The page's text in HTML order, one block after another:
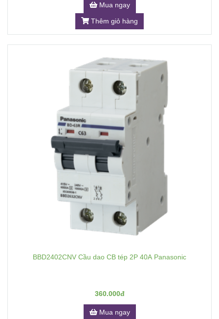
Mua ngay
Thêm giỏ hàng
BBD2402CNV Cầu dao CB tép 2P 40A Panasonic
360.000đ
Mua ngay